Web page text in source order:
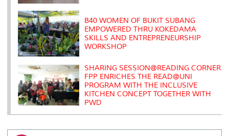
B40 WOMEN OF BUKIT SUBANG
EMPOWERED THRU KOKEDAMA
SKILLS AND ENTREPRENEURSHIP
WORKSHOP
SHARING SESSION@READING CORNER
FPP ENRICHES THE READ@UNI
PROGRAM WITH THE INCLUSIVE
KITCHEN CONCEPT TOGETHER WITH
PWD